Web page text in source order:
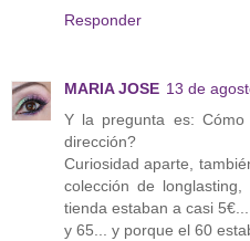
Responder
MARIA JOSE 13 de
Y la pregunta es:
dirección?
Curiosidad aparte,
colección de
tienda estaban a casi
y 65... y porque el 60